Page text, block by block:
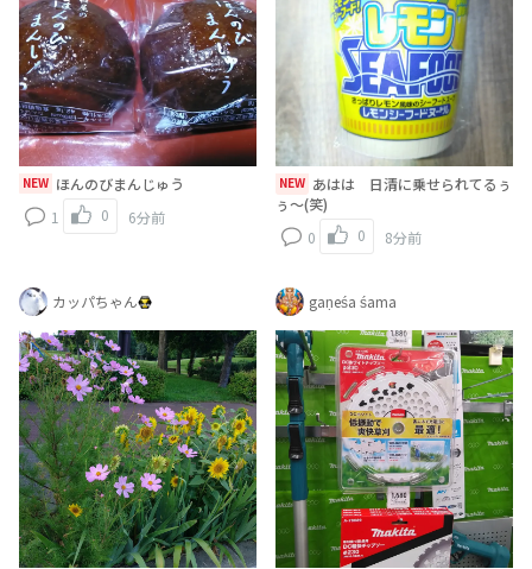
NEW ほんのびまんじゅう
1
0 6分前
NEW
ぅ～(笑)
0
0 8分前
カッパちゃん gaṇeśa śama